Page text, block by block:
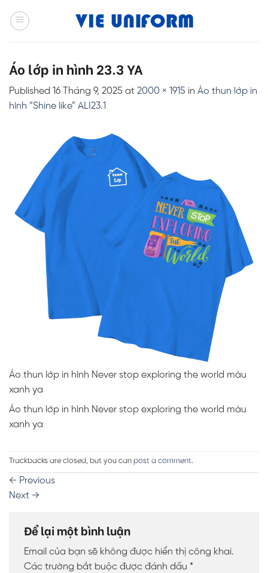
Áo lớp in hình 23.3 YA
Published 16 Tháng 9, 2025 at 2000 × 1915 in Áo thun lớp in
hình “Shine like” ALI23.1
Áo thun lớp in hình Never stop exploring the world màu
xanh ya
Áo thun lớp in hình Never stop exploring the world màu
xanh ya
Trackbacks are closed, but you can post a comment.
← Previous
Next →
Để lại một bình luận
Email của bạn sẽ không được hiển thị công khai.
Các trường bắt buộc được đánh dấu *